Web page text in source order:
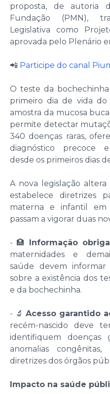
proposta, de autoria
Fundação (PMN),
Legislativa como
aprovada pelo Plenário
📲 Participe do canal
O teste da
primeiro dia de vida
amostra da mucosa
permite detectar
340 doenças raras,
diagnóstico precoce
desde os primeiros dias
A nova legislação altera
estabelece diretrizes
materna e infantil em
passam a vigorar duas
- 🏥 Informação
maternidades e
saúde devem informar
sobre a existência dos
e da bochechinha.
- 🔬Acesso garantido
recém-nascido deve
identifiquem doenças
anomalias
diretrizes dos órgãos
Impacto na saúde